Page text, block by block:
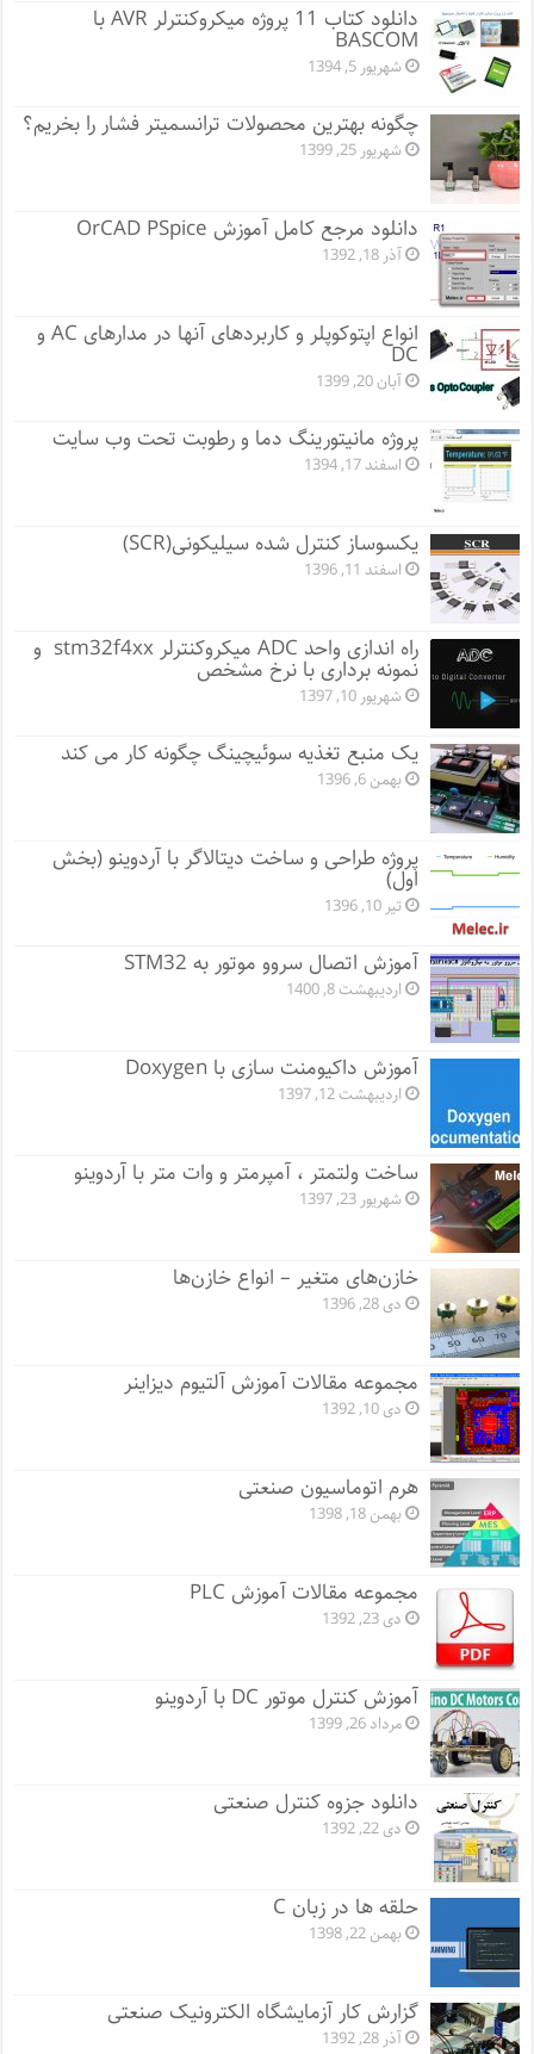
دانلود کتاب 11 پروژه میکروکنترلر AVR با
BASCOM
شهریور 5, 1394
چگونه بهترین محصولات ترانسمیتر فشار را بخریم؟
شهریور 25, 1399
دانلود مرجع کامل آموزش OrCAD PSpice
آذر 18, 1392
انواع اپتوکوپلر و کاربردهای آنها در مدارهای AC و
DC
آبان 20, 1399
پروژه مانيتورينگ دما و رطوبت تحت وب سایت
اسفند 17, 1394
یکسوساز کنترل شده سیلیکونی(SCR)
اسفند 11, 1396
راه اندازی واحد ADC میکروکنترلر stm32f4xx و
نمونه برداری با نرخ مشخص
شهریور 10, 1397
یک منبع تغذیه سوئیچینگ چگونه کار می کند
بهمن 6, 1396
پروژه طراحی و ساخت دیتالاگر با آردوینو (بخش
اول)
تیر 10, 1396
آموزش اتصال سروو موتور به STM32
اردیبهشت 8, 1400
آموزش داکیومنت سازی با Doxygen
اردیبهشت 12, 1397
ساخت ولتمتر ، آمپرمتر و وات متر با آردوینو
شهریور 23, 1397
خازن‌های متغیر – انواع خازن‌ها
دی 28, 1396
مجموعه مقالات آموزش آلتیوم دیزاینر
دی 10, 1392
هرم اتوماسیون صنعتی
بهمن 18, 1398
مجموعه مقالات آموزش PLC
دی 23, 1392
آموزش کنترل موتور DC با آردوینو
مرداد 26, 1399
دانلود جزوه کنترل صنعتی
دی 22, 1392
حلقه ها در زبان C
بهمن 22, 1398
گزارش کار آزمایشگاه الکترونیک صنعتی
آذر 28, 1392